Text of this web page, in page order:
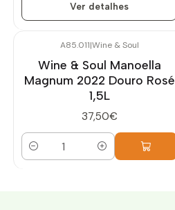
Ver detalhes
A85.011|Wine & Soul
Wine & Soul Manoella
Magnum 2022 Douro Rosé
1,5L
37,50€
Quantidade